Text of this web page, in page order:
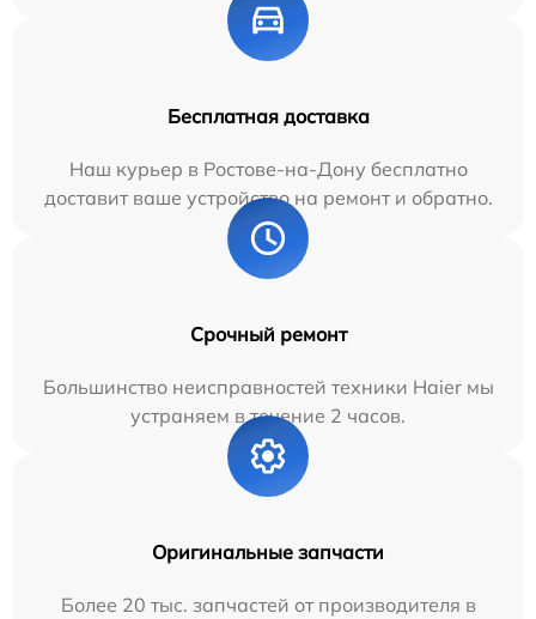
Бесплатная доставка
Наш курьер в Ростове-на-Дону бесплатно
доставит ваше устройство на ремонт и обратно.
Срочный ремонт
Большинство неисправностей техники Haier мы
устраняем в течение 2 часов.
Оригинальные запчасти
Более 20 тыс. запчастей от производителя в